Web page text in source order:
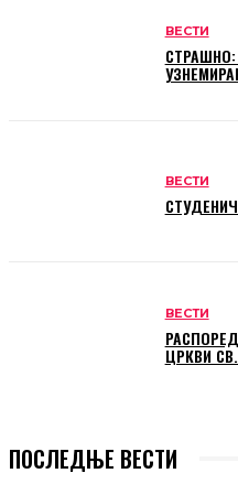
ВЕСТИ
ВЕСТИ
ВЕСТИ
ЦРКВИ
ПОСЛЕДЊЕ ВЕСТИ